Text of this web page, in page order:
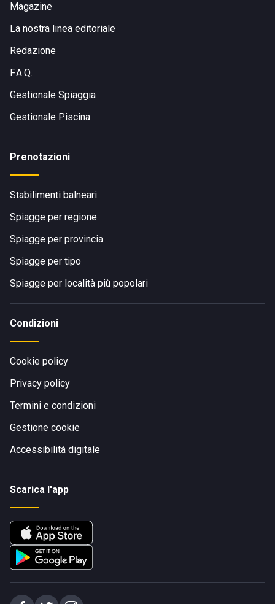
Magazine
La nostra linea editoriale
Redazione
F.A.Q.
Gestionale Spiaggia
Gestionale Piscina
Prenotazioni
Stabilimenti balneari
Spiagge per regione
Spiagge per provincia
Spiagge per tipo
Spiagge per località più popolari
Condizioni
Cookie policy
Privacy policy
Termini e condizioni
Gestione cookie
Accessibilità digitale
Scarica l'app